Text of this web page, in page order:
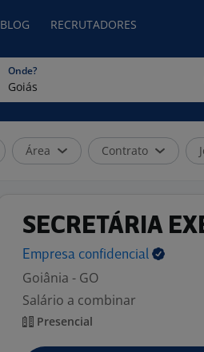
BLOG RECRUTADORES
Onde?
Área Contrato
SECRETÁRIA
Empresa confidencial
Goiânia - GO
Salário a combinar
Presencial